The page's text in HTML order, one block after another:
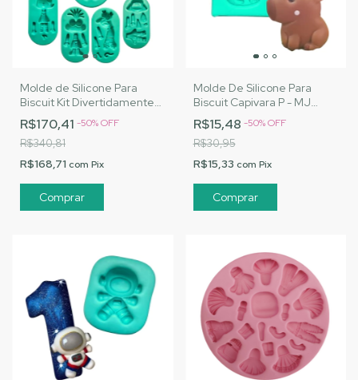
Molde de Silicone Para
Biscuit Kit Divertidamente
Completo - MJ Artesanatos
| Cód. M003
R$170,41 -50%OFF
R$340,81
R$168,71 com Pix
Molde De Silicone Para
Biscuit Capivara P - MJ
Artesanatos |Cód. A100
R$15,48 -50%OFF
R$30,95
R$15,33 com Pix